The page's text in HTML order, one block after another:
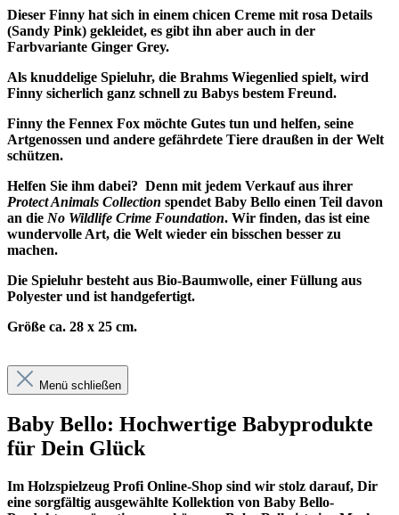
Dieser Finny hat sich in einem chicen Creme mit rosa Details
(Sandy Pink) gekleidet, es gibt ihn aber auch in der
Farbvariante Ginger Grey.
Als knuddelige Spieluhr, die Brahms Wiegenlied spielt, wird
Finny sicherlich ganz schnell zu Babys bestem Freund.
Finny the Fennex Fox möchte Gutes tun und helfen, seine
Artgenossen und andere gefährdete Tiere draußen in der Welt
schützen.
Helfen Sie ihm dabei? Denn mit jedem Verkauf aus ihrer
Protect Animals Collection spendet Baby Bello einen Teil davon
an die No Wildlife Crime Foundation. Wir finden, das ist eine
wundervolle Art, die Welt wieder ein bisschen besser zu
machen.
Die Spieluhr besteht aus Bio-Baumwolle, einer Füllung aus
Polyester und ist handgefertigt.
Größe ca. 28 x 25 cm.
Menü schließen
Baby Bello: Hochwertige Babyprodukte
für Dein Glück
Im Holzspielzeug Profi Online-Shop sind wir stolz darauf, Dir
eine sorgfältig ausgewählte Kollektion von Baby Bello-